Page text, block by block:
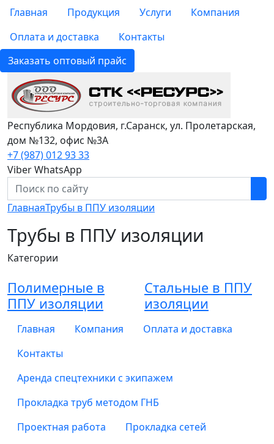
Главная Продукция Услуги
Компания
Оплата и доставка
Контакты
Заказать оптовый прайс
Республика Мордовия, г.Саранск, ул. Пролетарская,
дом №132, офис №3А
+7 (987) 012 93 33
ViberWhatsApp
ГлавнаяТрубы в ППУ изоляции
Трубы в ППУ изоляции
Категории
Полимерные в
ППУ изоляции
Стальные в ППУ
изоляции
Главная Компания
Оплата и доставка
Контакты
Аренда спецтехники с экипажем
Прокладка труб методом ГНБ
Проектная работа
Прокладка сетей